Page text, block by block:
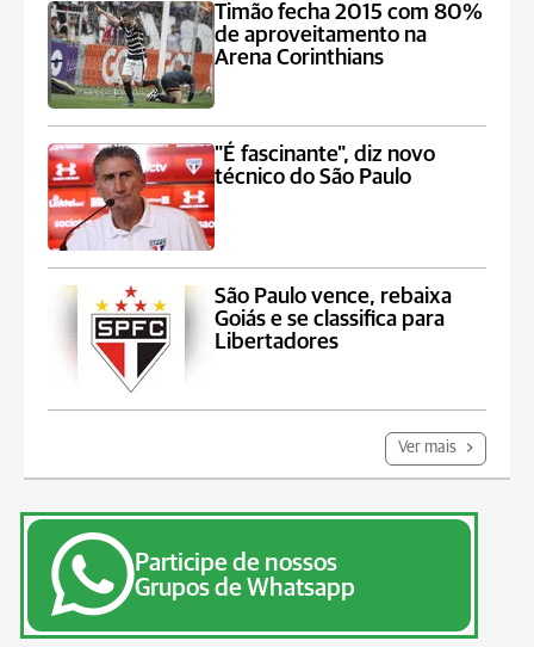
Timão fecha 2015 com 80%
de aproveitamento na
Arena Corinthians
"É fascinante", diz novo
técnico do São Paulo
São Paulo vence, rebaixa
Goiás e se classifica para
Libertadores
Ver mais
Participe de nossos
Grupos de Whatsapp